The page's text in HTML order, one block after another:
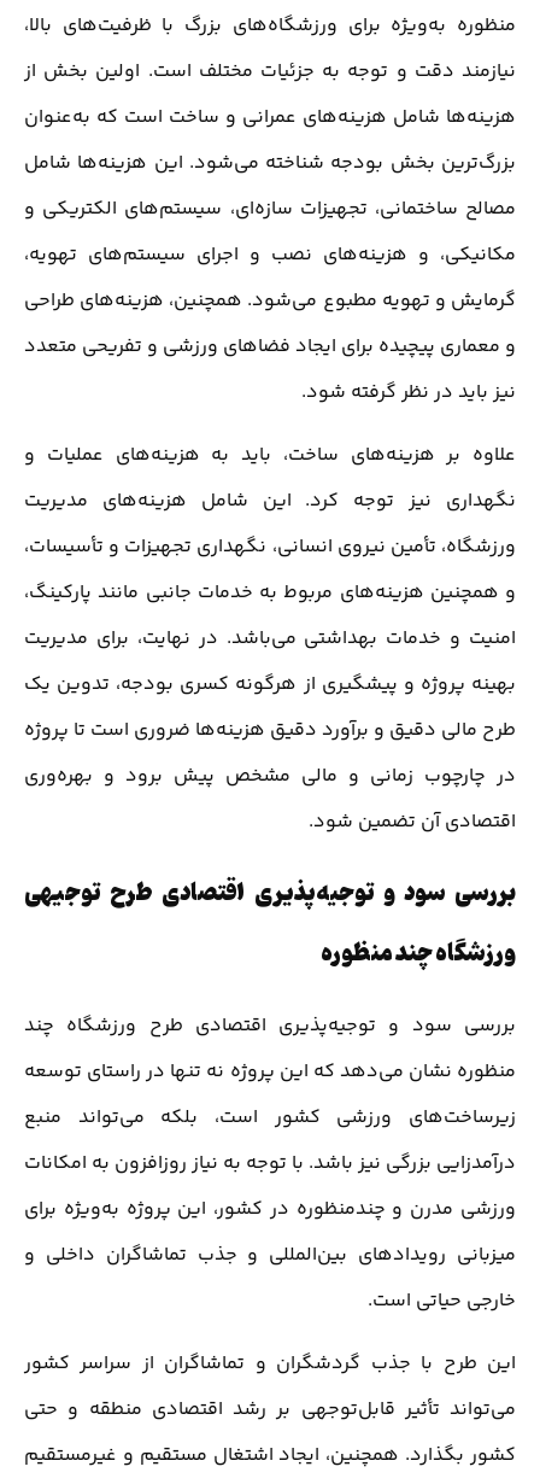
منظوره به‌ویژه برای ورزشگاه‌های بزرگ با ظرفیت‌های بالا،
نیازمند دقت و توجه به جزئیات مختلف است. اولین بخش از
هزینه‌ها شامل هزینه‌های عمرانی و ساخت است که به‌عنوان
بزرگ‌ترین بخش بودجه شناخته می‌شود. این هزینه‌ها شامل
مصالح ساختمانی، تجهیزات سازه‌ای، سیستم‌های الکتریکی و
مکانیکی، و هزینه‌های نصب و اجرای سیستم‌های تهویه،
گرمایش و تهویه مطبوع می‌شود. همچنین، هزینه‌های طراحی
و معماری پیچیده برای ایجاد فضاهای ورزشی و تفریحی متعدد
نیز باید در نظر گرفته شود.
علاوه بر هزینه‌های ساخت، باید به هزینه‌های عملیات و
نگهداری نیز توجه کرد. این شامل هزینه‌های مدیریت
ورزشگاه، تأمین نیروی انسانی، نگهداری تجهیزات و تأسیسات،
و همچنین هزینه‌های مربوط به خدمات جانبی مانند پارکینگ،
امنیت و خدمات بهداشتی می‌باشد. در نهایت، برای مدیریت
بهینه پروژه و پیشگیری از هرگونه کسری بودجه، تدوین یک
طرح مالی دقیق و برآورد دقیق هزینه‌ها ضروری است تا پروژه
در چارچوب زمانی و مالی مشخص پیش برود و بهره‌وری
اقتصادی آن تضمین شود.
بررسی سود و توجیه‌پذیری اقتصادی طرح توجیهی
ورزشگاه چند منظوره
بررسی سود و توجیه‌پذیری اقتصادی طرح ورزشگاه چند
منظوره نشان می‌دهد که این پروژه نه تنها در راستای توسعه
زیرساخت‌های ورزشی کشور است، بلکه می‌تواند منبع
درآمدزایی بزرگی نیز باشد. با توجه به نیاز روزافزون به امکانات
ورزشی مدرن و چندمنظوره در کشور، این پروژه به‌ویژه برای
میزبانی رویدادهای بین‌المللی و جذب تماشاگران داخلی و
خارجی حیاتی است.
این طرح با جذب گردشگران و تماشاگران از سراسر کشور
می‌تواند تأثیر قابل‌توجهی بر رشد اقتصادی منطقه و حتی
کشور بگذارد. همچنین، ایجاد اشتغال مستقیم و غیرمستقیم